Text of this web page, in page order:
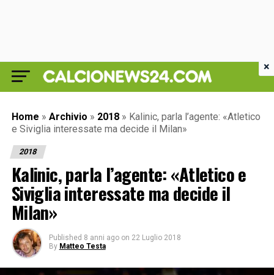
Home » Archivio » 2018 » Kalinic, parla l’agente: «Atletico
e Siviglia interessate ma decide il Milan»
2018
Kalinic, parla l’agente: «Atletico e
Siviglia interessate ma decide il
Milan»
Published 8 anni ago on 22 Luglio 2018
By Matteo Testa
×